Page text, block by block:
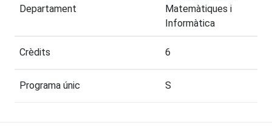
Departament
Matemàtiques i
Informàtica
Crèdits 6
Programa únic S